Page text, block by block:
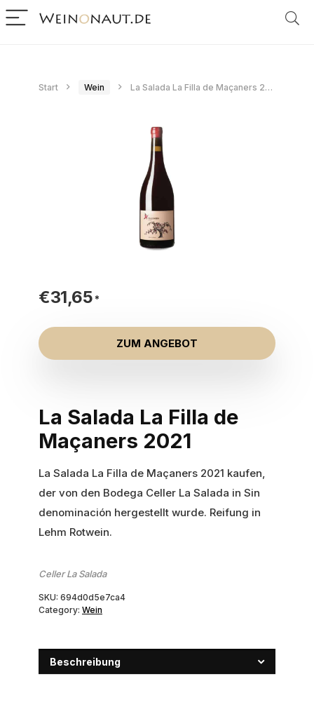
Start Wein La Salada La Filla de Maçaners 2021
La Salada La Filla de
Maçaners 2021
La Salada La Filla de Maçaners 2021 kaufen,
der von den Bodega Celler La Salada in Sin
denominación hergestellt wurde. Reifung in
Lehm Rotwein.
€31,65
ZUM ANGEBOT
Celler La Salada
SKU: 694d0d5e7ca4
Category: Wein
Beschreibung